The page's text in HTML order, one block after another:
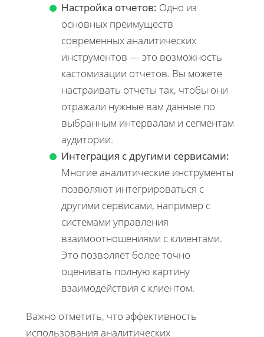
Настройка отчетов: Одно из
основных преимуществ
современных аналитических
инструментов — это возможность
кастомизации отчетов. Вы можете
настраивать отчеты так, чтобы они
отражали нужные вам данные по
выбранным интервалам и сегментам
аудитории.
Интеграция с другими сервисами:
Многие аналитические инструменты
позволяют интегрироваться с
другими сервисами, например с
системами управления
взаимоотношениями с клиентами.
Это позволяет более точно
оценивать полную картину
взаимодействия с клиентом.
Важно отметить, что эффективность
использования аналитических